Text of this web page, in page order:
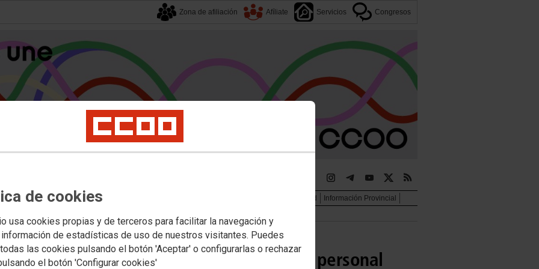
de cookies
usa cookies propias y de terceros para facilitar la navegación y
de estadísticas de uso de nuestros visitantes. Puedes
las cookies pulsando el botón 'Aceptar' o configurarlas o rechazar
el botón 'Configurar cookies'
Zona de afiliación Afíliate Servicios Congresos
Universidad Privada Política Educativa
Información Provincial
adaptaciones de tiempo y medios del personal